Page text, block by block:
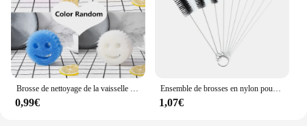
0,99€ 1,07€